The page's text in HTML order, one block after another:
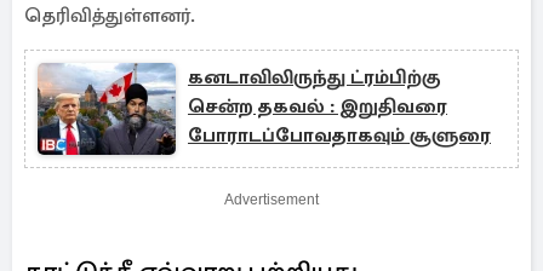
தெரிவித்துள்ளனர்.
கனடாவிலிருந்து ட்ரம்பிற்கு
சென்ற தகவல் : இறுதிவரை
போராடப்போவதாகவும் சூளுரை
Advertisement